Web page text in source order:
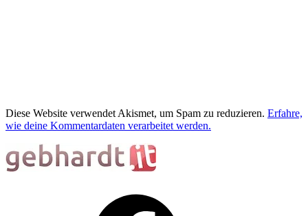
Diese Website verwendet Akismet, um Spam zu reduzieren. Erfahre,
wie deine Kommentardaten verarbeitet werden.